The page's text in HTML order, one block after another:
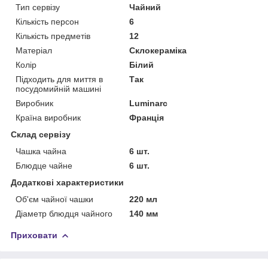
Тип сервізу
Чайний
Кількість персон
6
Кількість предметів
12
Матеріал
Склокераміка
Колір
Білий
Підходить для миття в
посудомийній машині
Так
Виробник
Luminarc
Країна виробник
Франція
Склад сервізу
Чашка чайна
6 шт.
Блюдце чайне
6 шт.
Додаткові характеристики
Об'єм чайної чашки
220 мл
Діаметр блюдця чайного
140 мм
Приховати